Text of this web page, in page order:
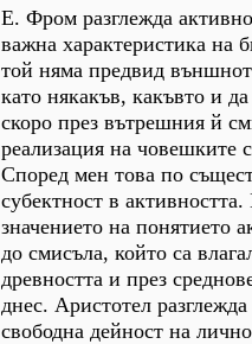
Е. Фром разглежда
важна характеристика на
той няма предвид
като някакъв, какъвто и
скоро през вътрешния й
реализация на човешките
Според мен това по
субектност в
значението на понятието
до смисъла, който са
древността и през
днес. Аристотел
свободна дейност на